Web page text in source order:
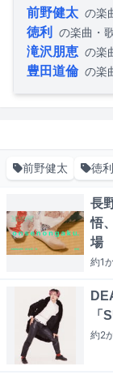
前野健太 の楽
徳利 の楽曲・
滝沢朋恵 の楽
豊田道倫 の楽
前野健太 徳利
長
悟
場
約1
「
約2